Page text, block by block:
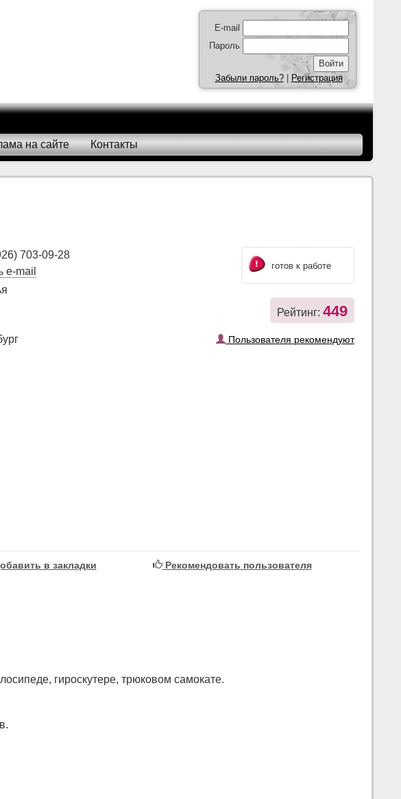
E-mail
Пароль
Забыли пароль?| Регистрация
на сайте Контакты
готов к работе
Рейтинг: 449
Пользователя рекомендуют
703-09-28
e-mail
в закладки Рекомендовать пользователя
гироскутере, трюковом самокате.